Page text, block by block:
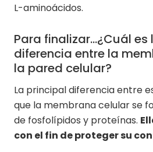
L-aminoácidos.
Para finalizar...¿Cuál
diferencia entre la
la pared celular?
La principal diferencia entre
que la membrana celular se
de fosfolípidos y proteínas.
con el fin de proteger su